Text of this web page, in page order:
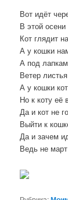
Вот идёт
В этой осени
Кот глядит
А у кошки
А под
Ветер
А у кошки
Но к коту её
Да и кот не
Выйти к
Да и зачем
Ведь не